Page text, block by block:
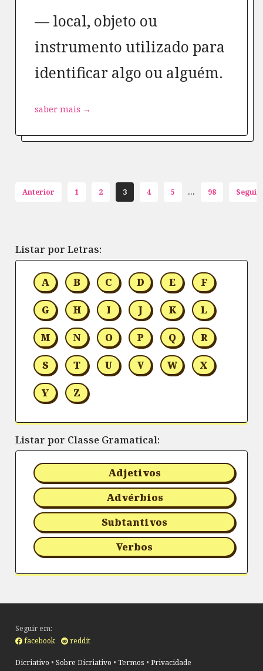
local, objeto ou
instrumento utilizado para
identificar algo ou alguém.
saber mais →
Anterior 1 2 3 4 5 ... 98
Listar por Letras:
A B C D E F
G H I J K L
M N O P Q R
S T U V W X
Y Z
Listar por Classe Gramatical:
Adjetivos
Advérbios
Subtantivos
Verbos
Seguir em:
facebook
reddit
Dicriativo •Sobre Dicriativo •Termos •Privacidade